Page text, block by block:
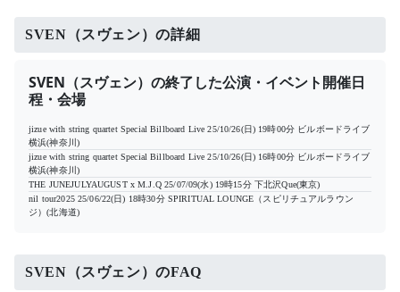
SVEN（スヴェン）の詳細
SVEN（スヴェン）の終了した公演・イベント開催日
程・会場
jizue with string quartet Special Billboard Live 25/10/26(日) 19時00分 ビルボードライブ
横浜(神奈川)
jizue with string quartet Special Billboard Live 25/10/26(日) 16時00分 ビルボードライブ
横浜(神奈川)
THE JUNEJULYAUGUST x M.J.Q 25/07/09(水) 19時15分 下北沢Que(東京)
nil tour2025 25/06/22(日) 18時30分 SPIRITUAL LOUNGE（スピリチュアルラウン
ジ）(北海道)
SVEN（スヴェン）のFAQ